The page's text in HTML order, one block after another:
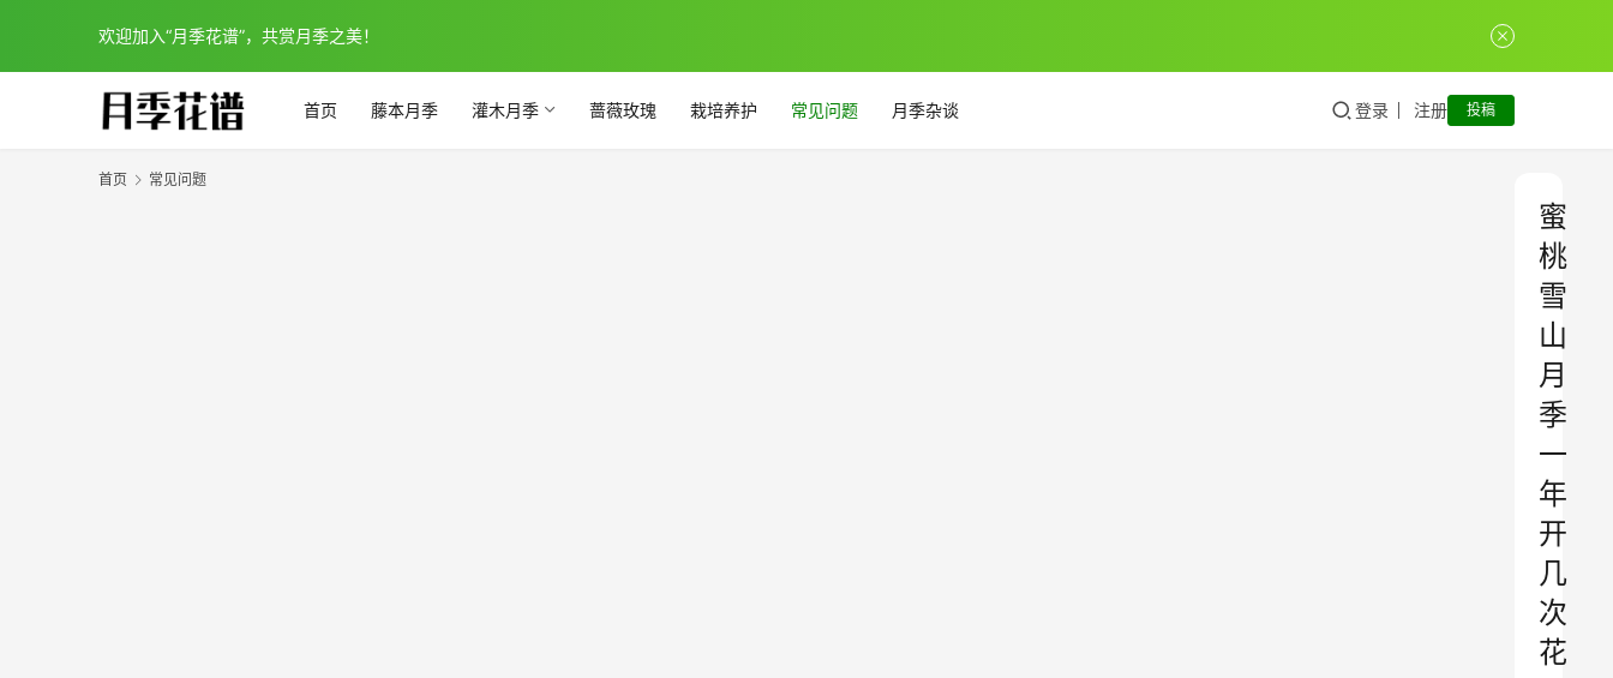
欢迎加入“月季花谱”，共赏月季之美！
首页 藤本月季 灌木月季 蔷薇玫瑰 栽培养护 常见问题 月季杂谈 登录 注册 投稿
首页 常见问题
蜜
桃
雪
山
月
季
一
年
开
几
次
花